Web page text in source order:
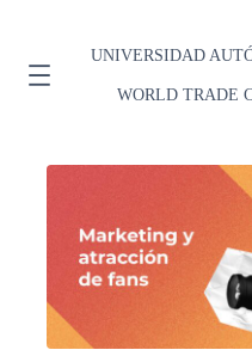
UNIVERSIDAD
WORLD TRADE